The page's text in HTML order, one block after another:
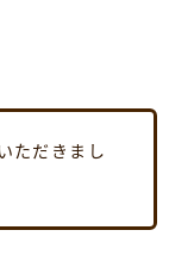
ただきまし